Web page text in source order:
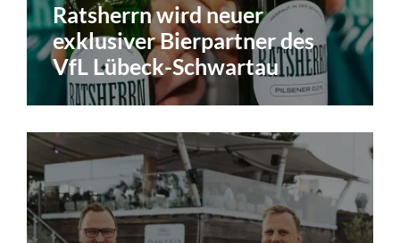
Ratsherrn wird neuer
exklusiver Bierpartner des
VfL Lübeck-Schwartau